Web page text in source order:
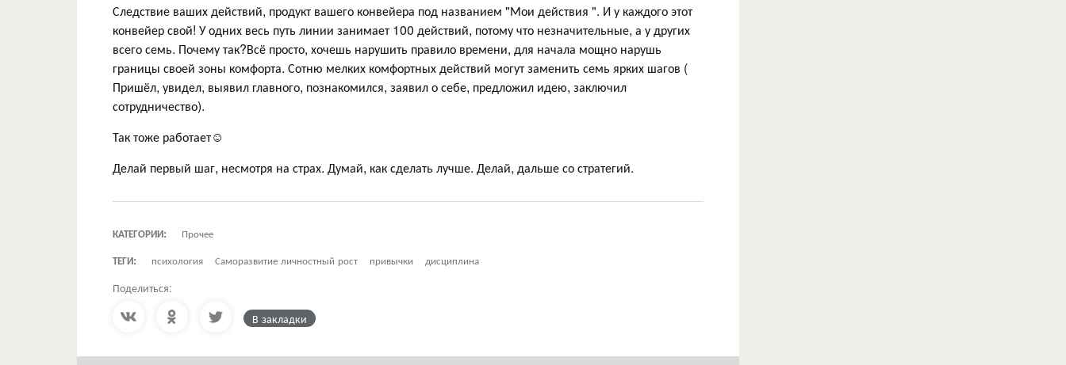
Следствие ваших действий, продукт вашего конвейера под названием "Мои действия ". И у каждого этот
конвейер свой! У одних весь путь линии занимает 100 действий, потому что незначительные, а у других
всего семь. Почему так?Всё просто, хочешь нарушить правило времени, для начала мощно нарушь
границы своей зоны комфорта. Сотню мелких комфортных действий могут заменить семь ярких шагов (
Пришёл, увидел, выявил главного, познакомился, заявил о себе, предложил идею, заключил
сотрудничество).
Так тоже работает☺️
Делай первый шаг, несмотря на страх. Думай, как сделать лучше. Делай, дальше со стратегий.
КАТЕГОРИИ:
Прочее
ТЕГИ:
психология Саморазвитие личностный рост привычки дисциплина
Поделиться:
В закладки